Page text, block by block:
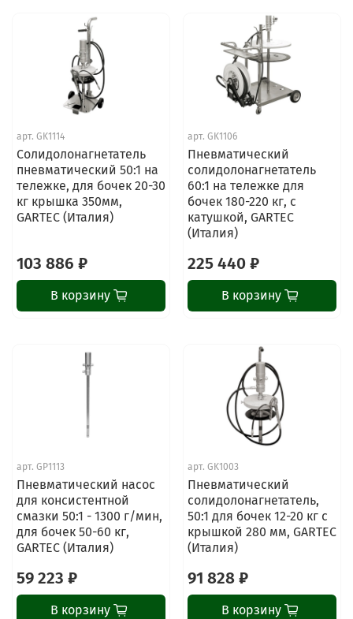
арт. GK1114
Солидолонагнетатель
пневматический 50:1 на
тележке, для бочек 20-30
кг крышка 350мм,
GARTEC (Италия)
103 886 ₽
В корзину
арт. GK1106
Пневматический
солидолонагнетатель
60:1 на тележке для
бочек 180-220 кг, с
катушкой, GARTEC
(Италия)
225 440 ₽
В корзину
арт. GP1113
Пневматический насос
для консистентной
смазки 50:1 - 1300 г/мин,
для бочек 50-60 кг,
GARTEC (Италия)
59 223 ₽
В корзину
арт. GK1003
Пневматический
солидолонагнетатель,
50:1 для бочек 12-20 кг с
крышкой 280 мм, GARTEC
(Италия)
91 828 ₽
В корзину